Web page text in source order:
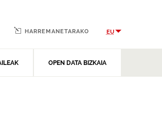
OPEN DATA BIZKAIA
HARREMANETARAKO EU